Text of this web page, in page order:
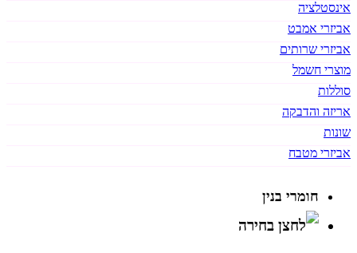
אינסטלציה
אביזרי אמבט
אביזרי שרותים
מוצרי חשמל
סוללות
אריזה והדבקה
שונות
אביזרי מטבח
חומרי בנין